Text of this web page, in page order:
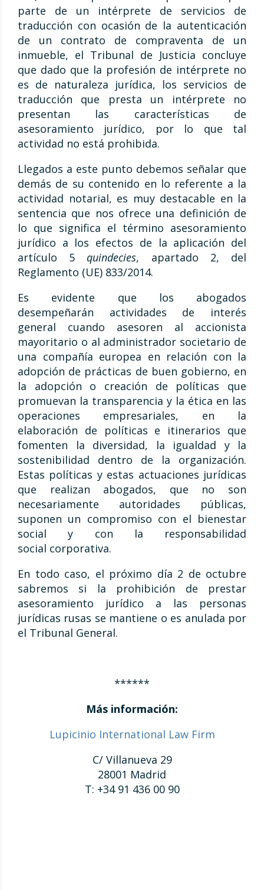
parte de un intérprete de servicios de
traducción con ocasión de la autenticación
de un contrato de compraventa de un
inmueble, el Tribunal de Justicia concluye
que dado que la profesión de intérprete no
es de naturaleza jurídica, los servicios de
traducción que presta un intérprete no
presentan las características de
asesoramiento jurídico, por lo que tal
actividad no está prohibida.
Llegados a este punto debemos señalar que
demás de su contenido en lo referente a la
actividad notarial, es muy destacable en la
sentencia que nos ofrece una definición de
lo que significa el término asesoramiento
jurídico a los efectos de la aplicación del
artículo 5quindecies, apartado 2, del
Reglamento (UE) 833/2014.
Es evidente que los abogados
desempeñarán actividades de interés
general cuando asesoren al accionista
mayoritario o al administrador societario de
una compañía europea en relación con la
adopción de prácticas de buen gobierno, en
la adopción o creación de políticas que
promuevan la transparencia y la ética en las
operaciones empresariales, en la
elaboración de políticas e itinerarios que
fomenten la diversidad, la igualdad y la
sostenibilidad dentro de la organización.
Estas políticas y estas actuaciones jurídicas
que realizan abogados, que no son
necesariamente autoridades públicas,
suponen un compromiso con el bienestar
social y con la responsabilidad
social corporativa.
En todo caso, el próximo día 2 de octubre
sabremos si la prohibición de prestar
asesoramiento jurídico a las personas
jurídicas rusas se mantiene o es anulada por
el Tribunal General.
******
Más información:
Lupicinio International Law Firm
C/ Villanueva 29
28001 Madrid
T: +34 91 436 00 90